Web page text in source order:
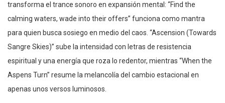
transforma el trance sonoro en expansión mental: “Find the
calming waters, wade into their offers” funciona como mantra
para quien busca sosiego en medio del caos. “Ascension (Towards
Sangre Skies)” sube la intensidad con letras de resistencia
espiritual y una energía que roza lo redentor, mientras “When the
Aspens Turn” resume la melancolía del cambio estacional en
apenas unos versos luminosos.